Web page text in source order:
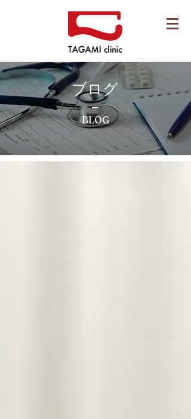
ブログ
BLOG